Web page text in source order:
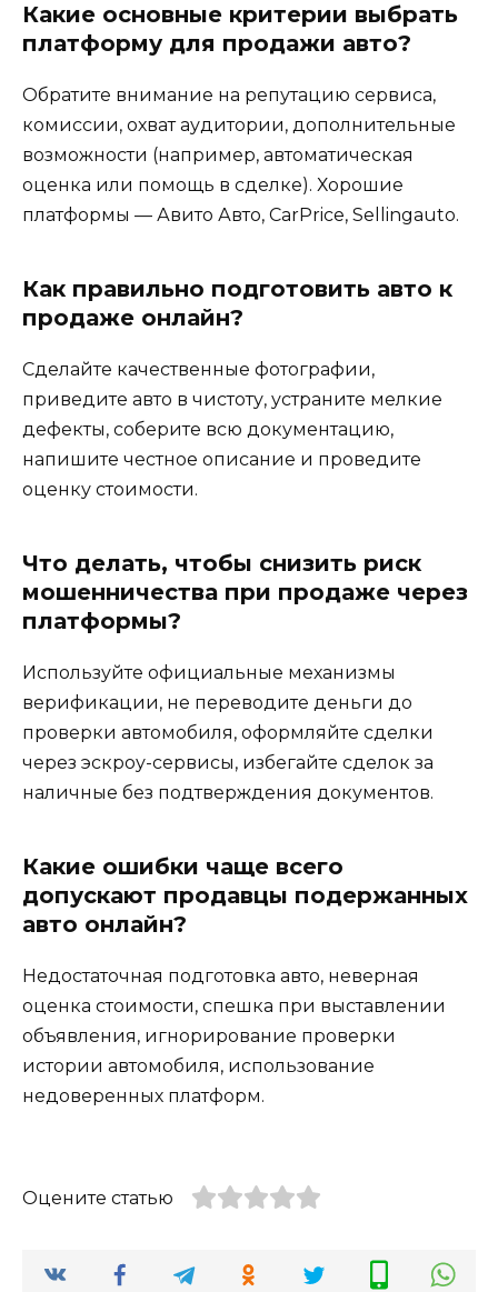
Какие основные критерии выбрать
платформу для продажи авто?
Обратите внимание на репутацию сервиса,
комиссии, охват аудитории, дополнительные
возможности (например, автоматическая
оценка или помощь в сделке). Хорошие
платформы — Авито Авто, CarPrice, Sellingauto.
Как правильно подготовить авто к
продаже онлайн?
Сделайте качественные фотографии,
приведите авто в чистоту, устраните мелкие
дефекты, соберите всю документацию,
напишите честное описание и проведите
оценку стоимости.
Что делать, чтобы снизить риск
мошенничества при продаже через
платформы?
Используйте официальные механизмы
верификации, не переводите деньги до
проверки автомобиля, оформляйте сделки
через эскроу-сервисы, избегайте сделок за
наличные без подтверждения документов.
Какие ошибки чаще всего
допускают продавцы подержанных
авто онлайн?
Недостаточная подготовка авто, неверная
оценка стоимости, спешка при выставлении
объявления, игнорирование проверки
истории автомобиля, использование
недоверенных платформ.
Оцените статью